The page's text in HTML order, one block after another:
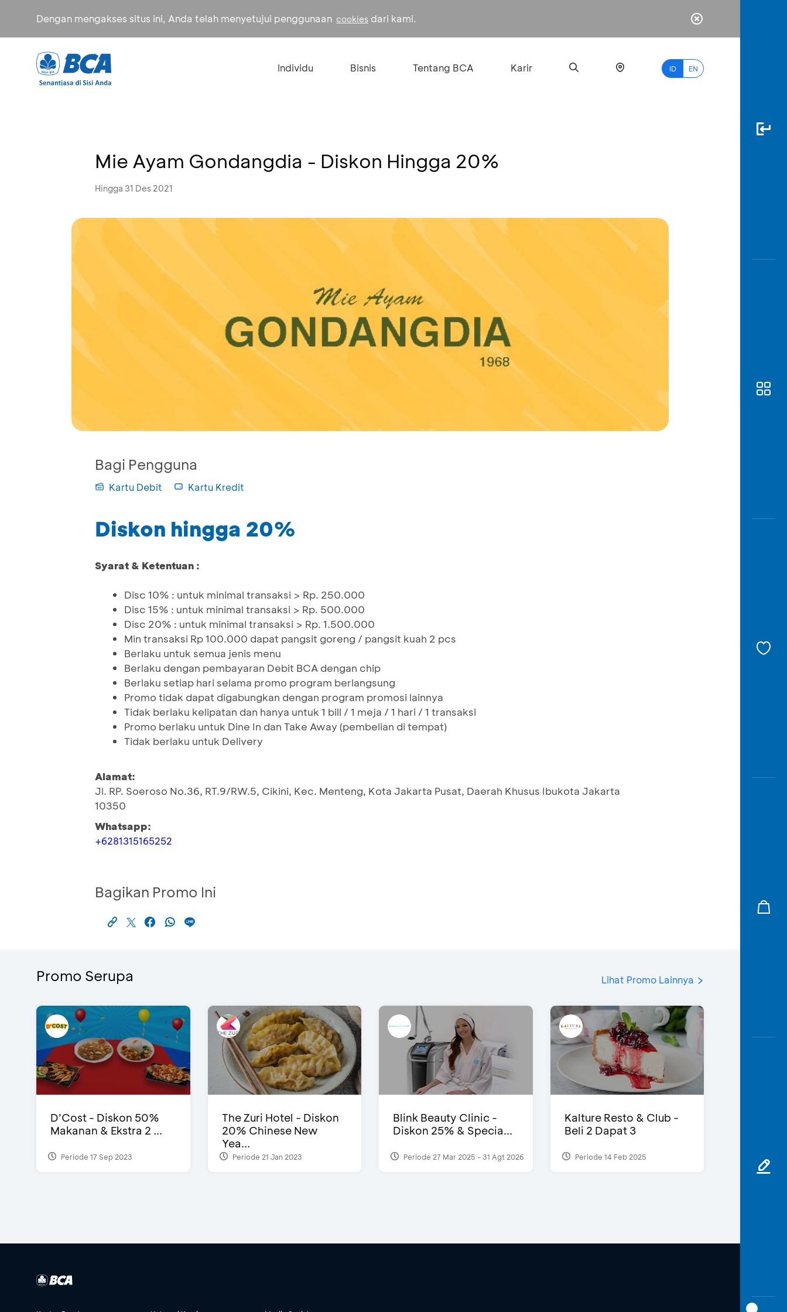
Dengan mengakses situs ini, Anda telah menyetujui penggunaan cookies dari kami.
Individu Bisnis Tentang BCA Karir ID EN
Mie Ayam Gondangdia - Diskon Hingga 20%
Hingga 31 Des 2021
Bagi Pengguna
Kartu Debit Kartu Kredit
Diskon hingga 20%
Syarat & Ketentuan :
Disc 10% : untuk minimal transaksi > Rp. 250.000
Disc 15% : untuk minimal transaksi > Rp. 500.000
Disc 20% : untuk minimal transaksi > Rp. 1.500.000
Min transaksi Rp 100.000 dapat pangsit goreng / pangsit kuah 2 pcs
Berlaku untuk semua jenis menu
Berlaku dengan pembayaran Debit BCA dengan chip
Berlaku setiap hari selama promo program berlangsung
Promo tidak dapat digabungkan dengan program promosi lainnya
Tidak berlaku kelipatan dan hanya untuk 1 bill / 1 meja / 1 hari / 1 transaksi
Promo berlaku untuk Dine In dan Take Away (pembelian di tempat)
Tidak berlaku untuk Delivery
Alamat:
Jl. RP. Soeroso No.36, RT.9/RW.5, Cikini, Kec. Menteng, Kota Jakarta Pusat, Daerah Khusus Ibukota Jakarta
10350
Whatsapp:
+6281315165252
Bagikan Promo Ini
Promo Serupa Lihat Promo Lainnya
D’Cost - Diskon 50%
Makanan & Ekstra 2 ...
Periode 17 Sep 2023
The Zuri Hotel - Diskon
20% Chinese New
Yea...
Periode 21 Jan 2023
Blink Beauty Clinic -
Diskon 25% & Specia...
Periode 27 Mar 2025 - 31 Agt 2026
Kalture Resto & Club -
Beli 2 Dapat 3
Periode 14 Feb 2025